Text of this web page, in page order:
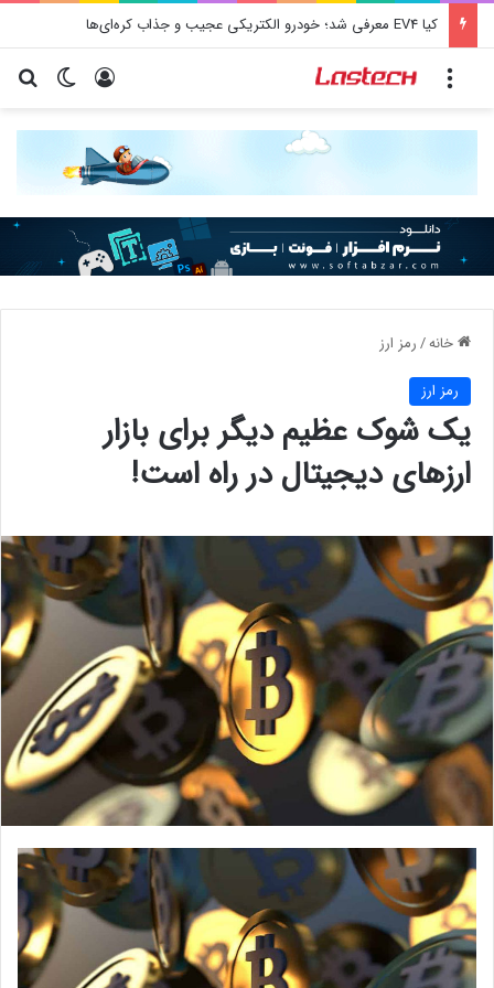
کیا EV4 معرفی شد؛ خودرو الکتریکی عجیب و جذاب کره‌ای‌ها
تغییر ورود
خانه/رمز ارز
رمز ارز
یک شوک عظیم دیگر برای بازار
ارزهای دیجیتال در راه است!